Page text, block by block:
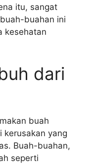
itu, sangat
buahan ini
kesehatan
dari
buah
kerusakan yang
Buah-buahan,
seperti